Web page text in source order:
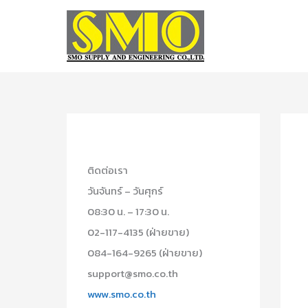
ติดต่อเรา
วันจันทร์ – วันศุกร์
08:30 น. – 17:30 น.
02-117-4135 (ฝ่ายขาย)
084-164-9265 (ฝ่ายขาย)
support@smo.co.th
www.smo.co.th